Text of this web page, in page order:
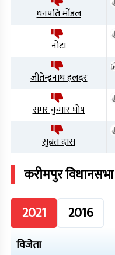
धनपति मोंडल
नोटा
जीतेन्द्रनाथ हलदर
समर कुमार घोष
सुब्रत दास
करीमपुर
2021
2016
विजेता